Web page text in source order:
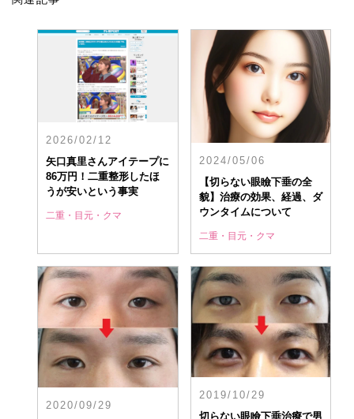
2026/02/12
矢口真里さんアイテープに
86万円！二重整形したほ
うが安いという事実
二重・目元・クマ
2024/05/06
【切らない眼瞼下垂の全
貌】治療の効果、経過、ダ
ウンタイムについて
二重・目元・クマ
2020/09/29
2019/10/29
切らない眼瞼下垂治療で男